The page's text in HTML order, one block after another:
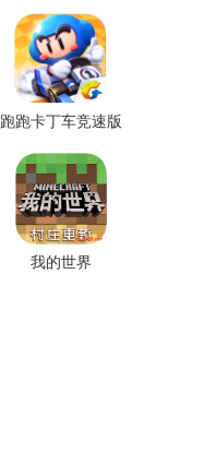
跑跑卡丁车竞速版
我的世界